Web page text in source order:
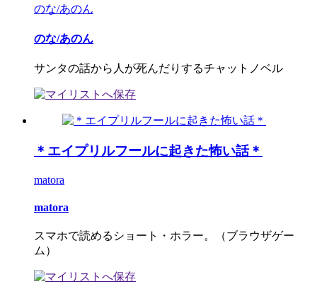
のな/あのん
のな/あのん
サンタの話から人が死んだりするチャットノベル
＊エイプリルフールに起きた怖い話＊
matora
matora
スマホで読めるショート・ホラー。（ブラウザゲー
ム）